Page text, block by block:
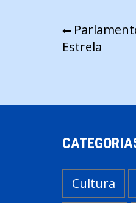
de
Estrela
Cultura